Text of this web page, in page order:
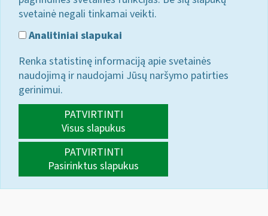
svetainė negali tinkamai veikti.
Analitiniai slapukai
Renka statistinę informaciją apie svetainės
naudojimą ir naudojami Jūsų naršymo patirties
gerinimui.
PATVIRTINTI
Visus slapukus
PATVIRTINTI
Pasirinktus slapukus